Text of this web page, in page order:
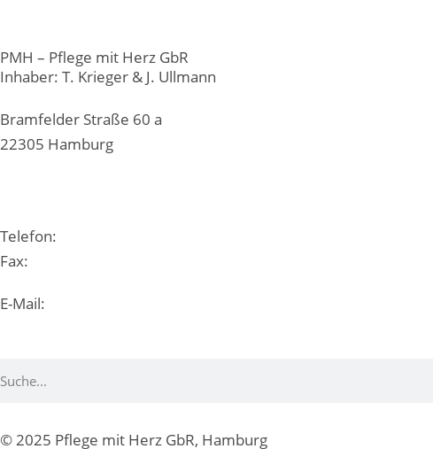
PMH – Pflege mit Herz GbR
Inhaber: T. Krieger & J. Ullmann
Bramfelder Straße 60 a
22305 Hamburg
Telefon:
Fax:
E-Mail:
© 2025 Pflege mit Herz GbR, Hamburg